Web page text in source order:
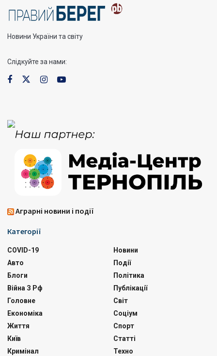
Новини України та світу
Слідкуйте за нами:
Аграрні новини і події
Категорії
COVID-19
Авто
Блоги
Війна З Рф
Головне
Економіка
Життя
Київ
Кримінал
Новини
Події
Політика
Публікації
Світ
Соціум
Спорт
Статті
Техно